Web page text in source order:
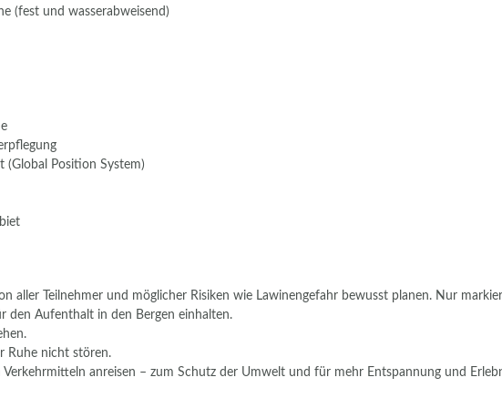
(fest und wasserabweisend)
(Global Position System)
aller Teilnehmer und möglicher Risiken wie Lawinengefahr bewusst planen. Nur
den Aufenthalt in den Bergen einhalten.
Ruhe nicht stören.
anreisen – zum Schutz der Umwelt und für mehr Entspannung und